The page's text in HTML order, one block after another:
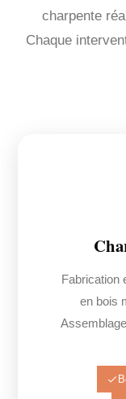
charpente
Chaque
Fabrication
en bois